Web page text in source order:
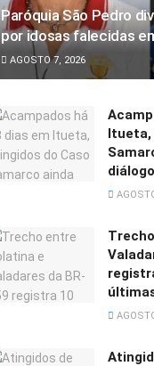
Paróquia São Pedro
por idosas falecidas
AGOSTO 7, 2026
Itueta,